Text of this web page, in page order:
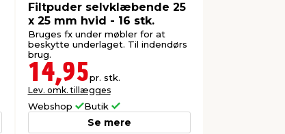
Filtpuder selvklæbende 25
x 25 mm hvid - 16 stk.
Bruges fx under møbler for at
beskytte underlaget. Til indendørs
brug.
14,95pr. stk.
Lev. omk. tillægges
Webshop Butik
Se mere